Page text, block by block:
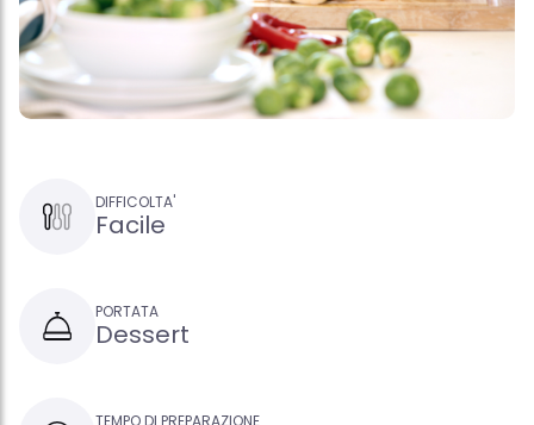
DIFFICOLTA'
Facile
PORTATA
Dessert